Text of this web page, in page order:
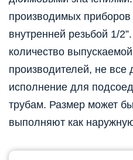
производимых приборов
внутренней резьбой 1/
количество
производителей, не все
исполнение для
трубам. Размер может
выполняют как